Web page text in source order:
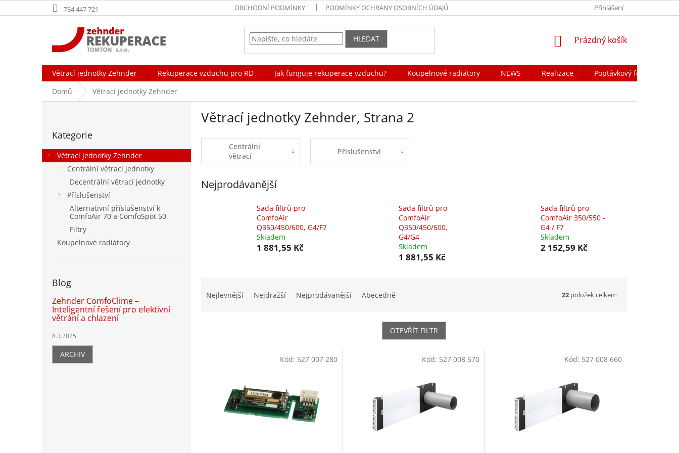
na
734 447 721 OBCHODNÍ PODMÍNKY PODMÍNKY OCHRANY OSOBNÍCH ÚDAJŮ Přihlášení
HLEDAT
NÁKUPNÍ
Prázdný košík
Větrací jednotky Zehnder Rekuperace vzduchu pro RD Jak funguje rekuperace vzduchu? Koupelnové radiátory NEWS Realizace
Poptávkový formulář
Domů
Větrací jednotky Zehnder
r
a
kategorie
Kategorie
Větrací jednotky Zehnder
Centrální větrací jednotky
Decentrální větrací jednotky
Příslušenství
Alternativní příslušenství k
ComfoAir 70 a ComfoSpot 50
Filtry
Koupelnové radiátory
Blog
Zehnder ComfoClime –
Inteligentní řešení pro efektivní
větrání a chlazení
8.3.2025
ARCHIV
Větrací jednotky Zehnder, Strana 2
Centrální
větrací
jednotky
Příslušenství
Nejprodávanější
Sada ﬁltrů pro
ComfoAir
Q350/450/600, G4/F7
Skladem
1 881,55 Kč
Sada ﬁltrů pro
ComfoAir
Q350/450/600,
G4/G4
Skladem
1 881,55 Kč
Sada filtrů pro
ComfoAir 350/550 -
G4 / F7
Skladem
2 152,59 Kč
Nejlevnější Nejdražší Nejprodávanější Abecedně 22 položek celkem
OTEVŘÍT FILTR
Kód: 527 007 280 Kód: 527 008 670 Kód: 527 008 660